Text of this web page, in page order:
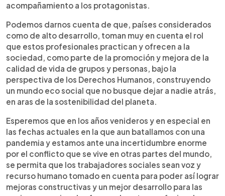
acompañamiento a los protagonistas.
Podemos darnos cuenta de que, países considerados
como de alto desarrollo, toman muy en cuenta el rol
que estos profesionales practican y ofrecen a la
sociedad, como parte de la promoción y mejora de la
calidad de vida de grupos y personas, bajo la
perspectiva de los Derechos Humanos, construyendo
un mundo eco social que no busque dejar a nadie atrás,
en aras de la sostenibilidad del planeta.
Esperemos que en los años venideros y en especial en
las fechas actuales en la que aun batallamos con una
pandemia y estamos ante una incertidumbre enorme
por el conflicto que se vive en otras partes del mundo,
se permita que los trabajadores sociales sean voz y
recurso humano tomado en cuenta para poder así lograr
mejoras constructivas y un mejor desarrollo para las